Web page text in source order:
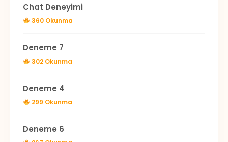
Chat Deneyimi
360 Okunma
Deneme 7
302 Okunma
Deneme 4
299 Okunma
Deneme 6